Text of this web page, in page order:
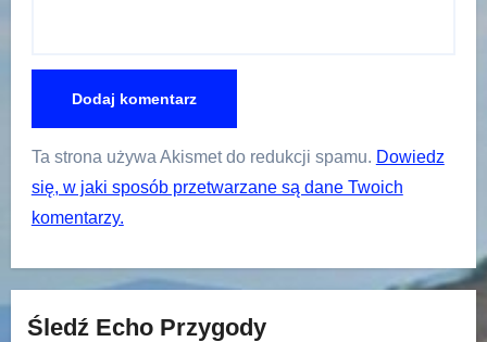
Ta strona używa Akismet do redukcji spamu. Dowiedz
się, w jaki sposób przetwarzane są dane Twoich
komentarzy.
Śledź Echo Przygody